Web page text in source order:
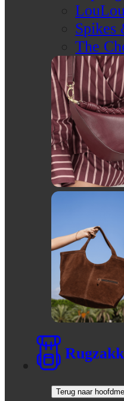
Spikes
The
Terug naar